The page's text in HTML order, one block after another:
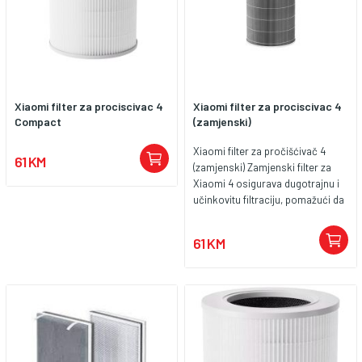
Xiaomi Global i Shopee
Xiaomi filter za prociscivac 4
Compact
61 KM
Xiaomi filter za prociscivac 4
(zamjenski)
Xiaomi filter za pročišćivač 4
(zamjenski) Zamjenski filter za
Xiaomi 4 osigurava dugotrajnu i
učinkovitu filtraciju, pomažući da
karakteristike: Kompatibilnost:
Filtracijska efikasnost: Uklanja
PM2.5 čestice, prašinu, polen,
Idealno za kućanstva s kućnim
61 KM